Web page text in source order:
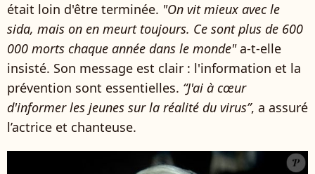
était loin d'être terminée. "On vit mieux avec le
sida, mais on en meurt toujours. Ce sont plus de 600
000 morts chaque année dans le monde"a-t-elle
insisté. Son message est clair : l'information et la
prévention sont essentielles. “J'ai à cœur
d'informer les jeunes sur la réalité du virus”, a assuré
l’actrice et chanteuse.